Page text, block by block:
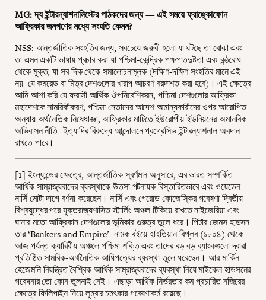
MG: দ্য ইন্টারন্যাশনালিস্টের পাঠকদের জন্য — এই সময়ে ফ্রাঙ্কোফোন
আফ্রিকার জনগণের মধ্যে সংহতি কেমন?
NSS: আন্তর্জাতিক সংহতির জন্য, সবচেয়ে জরুরী হলো যা ঘটছে তা বোঝা এবং
তা এমন একটি ভাষায় প্রচার করা যা পশ্চিমা-কেন্দ্রিক পক্ষপাতদুষ্টতা এবং কন্ঠরোধ
থেকে মুক্ত, যা সব দিক থেকে সমালোচনামূলক (দক্ষিণ-দক্ষিণ সংহতির মানে এই
নয় যে কমরেড বা মিত্র দেশগুলোর খারাপ আচরণ বরদাশত করা হবে)। এই ক্ষেত্রে
আমি আশা করি যে ফরাসী আর্থিক ঔপনিবেশিকরন, পশ্চিমা দেশগুলোর আফ্রিকা
মহাদেশকে সামরিকীকরণ, পশ্চিমা নেতাদের আদেশ অমান্যকারীদের ওপর আরোপিত
অন্যায় অর্থনৈতিক নিষেধাজ্ঞা, আফ্রিকার মাটিতে ইউরোপীয় ইউনিয়নের অমানবিক
অভিবাসন নীতি- ইত্যাদির বিরুদ্ধে আন্দোলনে প্রগ্রেসিভ ইন্টারন্যাশনাল অবদান
রাখতে পারে।
[1] ইংল্যান্ডের ক্ষেত্রে, আন্তর্জাতিক স্বর্ণমান অনুসারে, এর ভারত সম্পর্কিত
আর্থিক সাম্রাজ্যবাদের ব্যবস্থাকে উতসা পটনায়ক বিস্তারিতভাবে এবং ওয়েডেন
নার্সি মোটা দাগে বর্ণনা করেছেন। নার্সি এবং গেরোড কোজেস্কির গবেষণা দ্বিতীয়
বিশ্বযুদ্ধের পরে যুক্তরাজ্যশাসিত স্টার্লিং অঞ্চল টিকিয়ে রাখতে নাইজেরিয়া এবং
ঘানার মতো আফ্রিকান দেশগুলোর ভূমিকার গুরুত্ব তুলে ধরে। পিটার জেমস হাডসন
তার ‘Bankers and Empire’- নামক বইয়ে হাইতিয়ান বিপ্লব (১৮০৪) থেকে
আজ পর্যন্ত ক্যারিবীয় অঞ্চলে পশ্চিমা শক্তি এবং তাদের বড় বড় ব্যাংকগুলো দ্বারা
প্রতিষ্ঠিত সামরিক-অর্থনৈতিক আধিপত্যের ব্যবস্থা তুলে ধরেছেন। আর মার্কিন
হেজেমনি নিয়ন্ত্রিত বৈশ্বিক আর্থিক সাম্রাজ্যবাদের ব্যবস্থা নিয়ে মাইকেল হাডসনের
গবেষনার তো কোন তুলনাই নেই। এছাড়া আর্থিক নির্ভরতার কম প্রচারিত নজিরের
ক্ষেত্রে ফিলিপাইন নিয়ে লুম্বার চমৎকার গবেষণাকর্ম রয়েছে।